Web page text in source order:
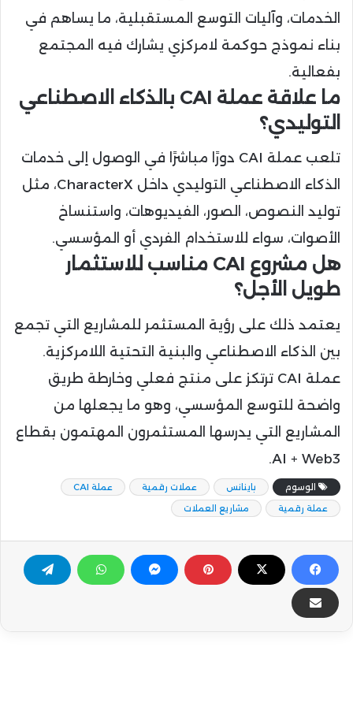
الخدمات، وآليات التوسع المستقبلية، ما يساهم في
بناء نموذج حوكمة لامركزي يشارك فيه المجتمع
بفعالية.
ما علاقة عملة CAI بالذكاء الاصطناعي
التوليدي؟
تلعب عملة CAI دورًا مباشرًا في الوصول إلى خدمات
الذكاء الاصطناعي التوليدي داخل CharacterX، مثل
توليد النصوص، الصور، الفيديوهات، واستنساخ
الأصوات، سواء للاستخدام الفردي أو المؤسسي.
هل مشروع CAI مناسب للاستثمار
طويل الأجل؟
يعتمد ذلك على رؤية المستثمر للمشاريع التي تجمع
بين الذكاء الاصطناعي والبنية التحتية اللامركزية.
عملة CAI ترتكز على منتج فعلي وخارطة طريق
واضحة للتوسع المؤسسي، وهو ما يجعلها من
المشاريع التي يدرسها المستثمرون المهتمون بقطاع
AI + Web3.
الوسوم باينانس عملات رقمية
عملة CAI
عملة رقمية
مشاريع العملات